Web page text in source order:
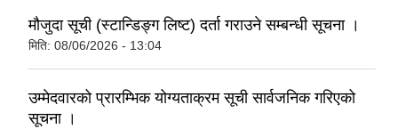
मौजुदा सूची (स्टान्डिङ्ग लिष्ट) दर्ता गराउने सम्बन्धी सूचना ।
मिति: 08/06/2026 - 13:04
उम्मेदवारको प्रारम्भिक योग्यताक्रम सूची सार्वजनिक गरिएको
सूचना ।